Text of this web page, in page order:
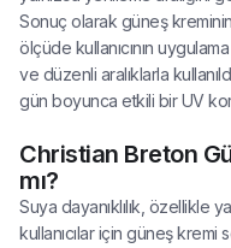
Sonuç olarak güneş
ölçüde kullanıcının
ve düzenli aralıklarla
gün boyunca etkili bir UV
Christian Breton
mı?
Suya dayanıklılık, özellikle
kullanıcılar için güneş